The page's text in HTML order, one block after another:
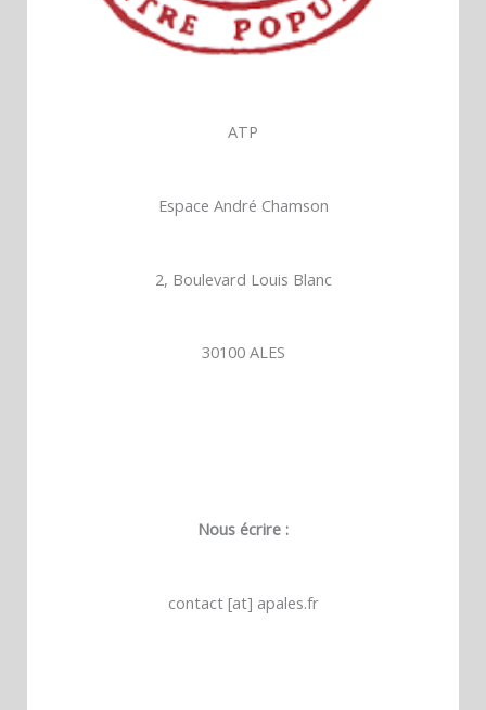
ATP
Espace André Chamson
2, Boulevard Louis Blanc
30100 ALES
Nous écrire :
contact [at] apales.fr